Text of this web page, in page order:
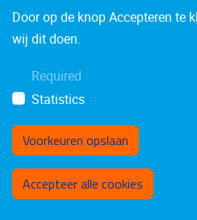
Technology platform
For industry
Contact
Privacy
Door op de knop Accepteren te
wij dit doen.
Required
Statistics
Voorkeuren opslaan
Accepteer alle cookies